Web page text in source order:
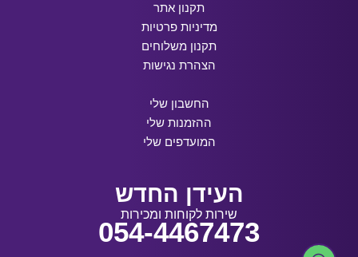
תקנון אתר
מדיניות פרטיות
תקנון משלוחים
הצהרת נגישות
החשבון שלי
ההזמנות שלי
המועדפים שלי
העידן החדש
שירות לקוחות ומכירות
054-4467473